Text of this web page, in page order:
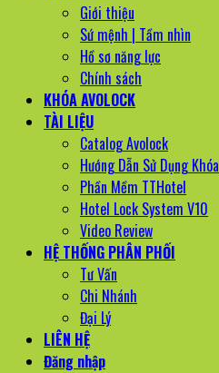
Giới thiệu
Sứ mệnh | Tầm nhìn
Hồ sơ năng lực
Chính sách
KHÓA AVOLOCK
TÀI LIỆU
Catalog Avolock
Hướng Dẫn Sử Dụng Khóa
Phần Mềm TTHotel
Hotel Lock System V10
Video Review
HỆ THỐNG PHÂN PHỐI
Tư Vấn
Chi Nhánh
Đại Lý
LIÊN HỆ
Đăng nhập